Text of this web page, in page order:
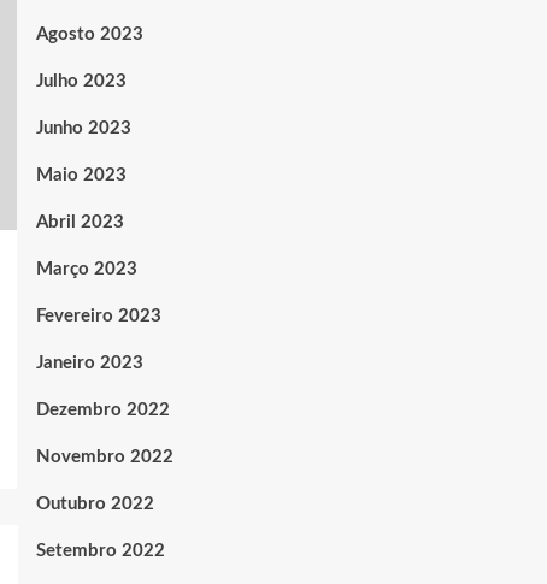
Agosto 2023
Julho 2023
Junho 2023
Maio 2023
Abril 2023
Março 2023
Fevereiro 2023
Janeiro 2023
Dezembro 2022
Novembro 2022
Outubro 2022
Setembro 2022